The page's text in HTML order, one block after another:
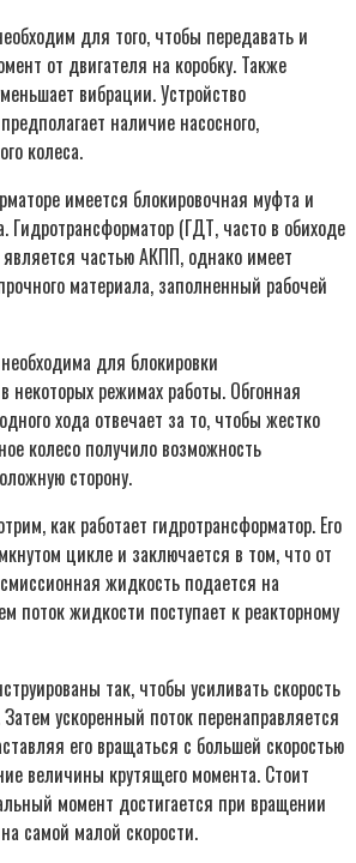
для того, чтобы передавать и
от двигателя на коробку. Также
вибрации. Устройство
наличие насосного,
колеса.
имеется блокировочная муфта и
Гидротрансформатор (ГДТ, часто в обиходе
частью АКПП, однако имеет
материала, заполненный рабочей
для блокировки
некоторых режимах работы. Обгонная
хода отвечает за то, чтобы жестко
колесо получило возможность
сторону.
как работает гидротрансформатор. Его
цикле и заключается в том, что от
жидкость подается на
поток жидкости поступает к реакторному
так, чтобы усиливать скорость
ускоренный поток перенаправляется
его вращаться с большей скоростью
величины крутящего момента. Стоит
момент достигается при вращении
самой малой скорости.